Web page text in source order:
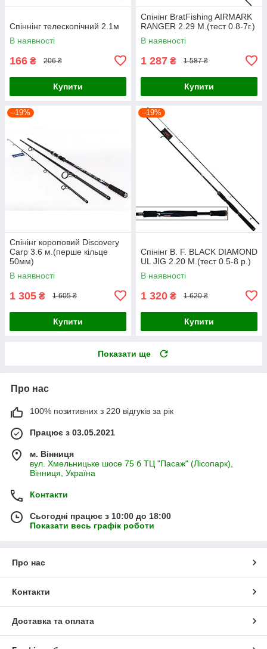
Спіннінг телескопічний 2.1м
В наявності
166 ₴ 206 ₴
Купити
Спінінг BratFishing AIRMARK
RANGER 2.29 М.(тест 0.8-7г.)
В наявності
1 287 ₴ 1 587 ₴
Купити
–19%
Спінінг короповий Discovery
Carp 3.6 м.(перше кільце
50мм)
В наявності
1 305 ₴ 1 605 ₴
Купити
–19%
Спінінг B. F. BLACK DIAMOND
UL JIG 2.20 M.(тест 0.5-8 р.)
В наявності
1 320 ₴ 1 620 ₴
Купити
Показати ще
Про нас
100% позитивних з 220 відгуків за рік
Працює з 03.05.2021
м. Вінниця
вул. Хмельницьке шосе 75 б ТЦ "Пасаж" (Лісопарк),
Вінниця, Україна
Контакти
Сьогодні працює з 10:00 до 18:00
Показати весь графік роботи
Про нас
Контакти
Доставка та оплата